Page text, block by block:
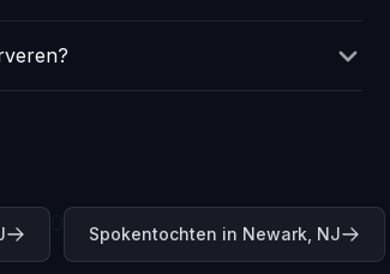
Spokentochten in Newark, NJ